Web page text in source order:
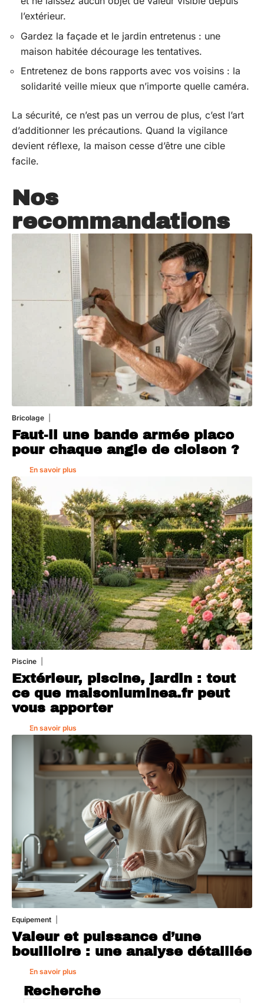
l’extérieur.
Gardez la façade et le jardin entretenus : une
maison habitée décourage les tentatives.
Entretenez de bons rapports avec vos voisins : la
solidarité veille mieux que n’importe quelle caméra.
La sécurité, ce n’est pas un verrou de plus, c’est l’art
d’additionner les précautions. Quand la vigilance
devient réflexe, la maison cesse d’être une cible
facile.
Nos
recommandations
Bricolage
Faut-il une bande armée placo
pour chaque angle de cloison ?
En savoir plus
Piscine
Extérieur, piscine, jardin : tout
ce que maisonluminea.fr peut
vous apporter
En savoir plus
Equipement
Valeur et puissance d’une
bouilloire : une analyse détaillée
En savoir plus
Recherche